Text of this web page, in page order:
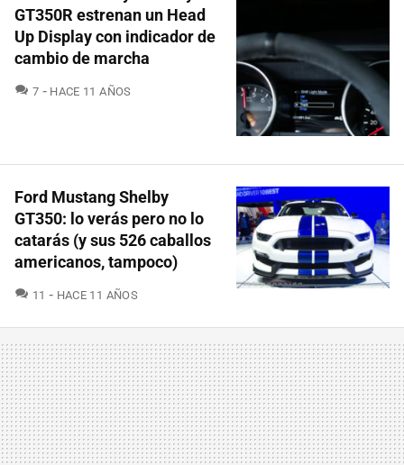
GT350R estrenan un Head
Up Display con indicador de
cambio de marcha
7 COMENTARIOS
HACE 11 AÑOS
Ford Mustang Shelby
GT350: lo verás pero no lo
catarás (y sus 526 caballos
americanos, tampoco)
11 COMENTARIOS
HACE 11 AÑOS